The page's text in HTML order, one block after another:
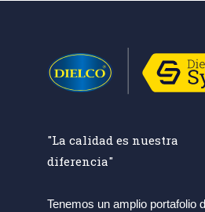
"La calidad es nuestra
diferencia"
Tenemos un amplio portafolio